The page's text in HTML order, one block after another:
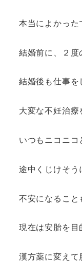
本当によかった
結婚前に、２度
結婚後も仕事を
大変な不妊治療
いつもニコニコ
途中くじけそう
不安になること
現在は安胎を目
漢方薬に変えて